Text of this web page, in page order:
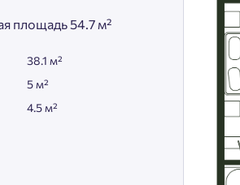
площадь 54.7 м²
38.1 м²
5 м²
4.5 м²